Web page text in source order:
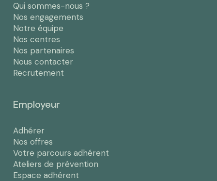
Qui sommes-nous ?
Nos engagements
Notre équipe
Nos centres
Nos partenaires
Nous contacter
Recrutement
Employeur
Adhérer
Nos offres
Votre parcours adhérent
Ateliers de prévention
Espace adhérent